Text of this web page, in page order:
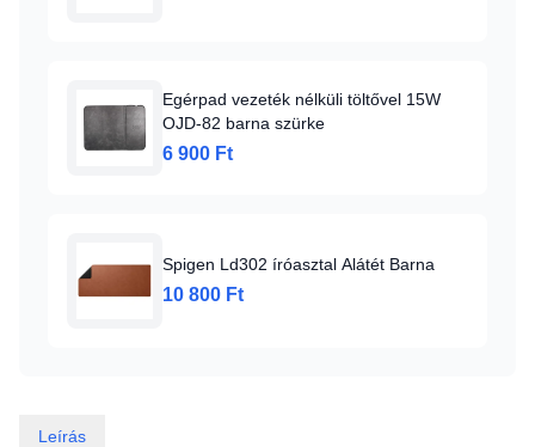
Egérpad vezeték nélküli töltővel 15W
OJD-82 barna szürke
6 900 Ft
Spigen Ld302 íróasztal Alátét Barna
10 800 Ft
Leírás